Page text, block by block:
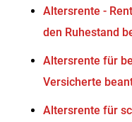
Altersrente -
den Ruhestand
Altersrente für
Versicherte
Altersrente für